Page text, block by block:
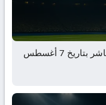
مباراة وولفرهامبتون و بورت فيل بث مباشر بتاريخ 7 أغسطس